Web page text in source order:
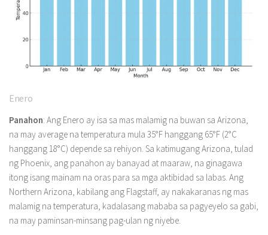
Enero
Panahon: Ang Enero ay isa sa mas malamig na buwan sa Arizona,
na may average na temperatura mula 35°F hanggang 65°F (2°C
hanggang 18°C) depende sa rehiyon. Sa katimugang Arizona, tulad
ng Phoenix, ang panahon ay banayad at maaraw, na ginagawa
itong isang mainam na oras para sa mga aktibidad sa labas. Ang
Northern Arizona, kabilang ang Flagstaff, ay nakakaranas ng mas
malamig na temperatura, kadalasang mababa sa pagyeyelo sa gabi,
na may paminsan-minsang pag-ulan ng niyebe.